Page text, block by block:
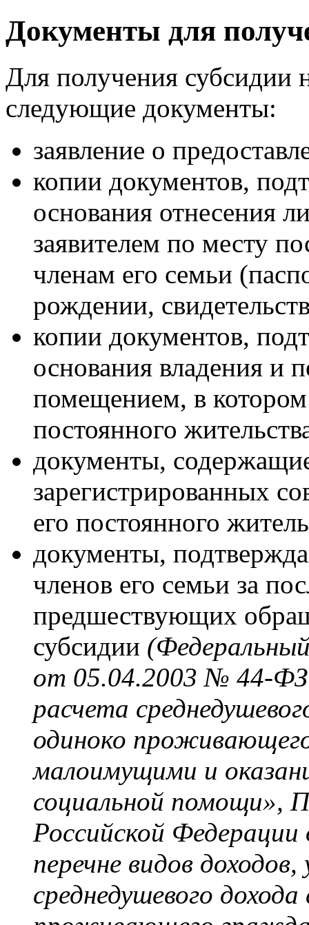
Документы для
Для получения субсидии
следующие документы:
заявление о
копии документов,
основания отнесения
заявителем по месту
членам его семьи
рождении,
копии документов,
основания владения и
помещением, в котором
постоянного
документы,
зарегистрированных
его постоянного
документы,
членов его семьи за
предшествующих
субсидии
от 05.04.2003 № 44-ФЗ
расчета
одиноко
малоимущими и
социальной помощи»,
Российской
перечне видов
среднедушевого